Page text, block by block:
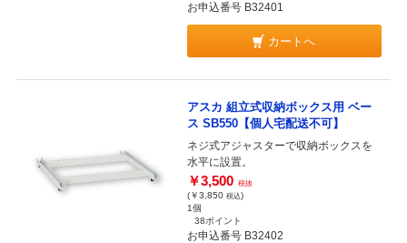
お申込番号 B32401
カートへ
アスカ 組立式収納ボックス用 ベー
ス SB550【個人宅配送不可】
ネジ式アジャスターで収納ボックスを
水平に設置。
￥3,500 税抜
(￥3,850 税込)
1個
38ポイント
お申込番号 B32402